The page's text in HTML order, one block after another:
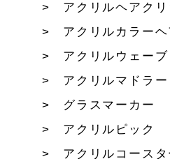
アクリルヘアク
アクリルカラー
アクリルウェーブ
アクリルマドラー
グラスマーカー
アクリルピック
アクリルコースタ